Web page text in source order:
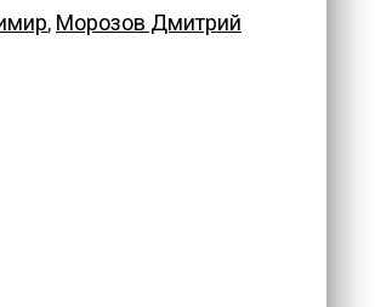
, Морозов Дмитрий